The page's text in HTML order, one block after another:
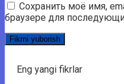
Сохранить моё имя,
браузере для
Eng yangi fikrlar